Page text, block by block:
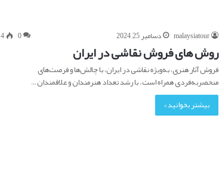
malaysiatour دسامبر 25, 2024 0
4
روش های فروش نقاشی در ایران
فروش آثار هنری، به‌ویژه نقاشی در ایران، با چالش‌ها و فرصت‌های
منحصربه‌فردی همراه است. با رشد تعداد هنرمندان و علاقمندان…
بیشتر بخوانید »